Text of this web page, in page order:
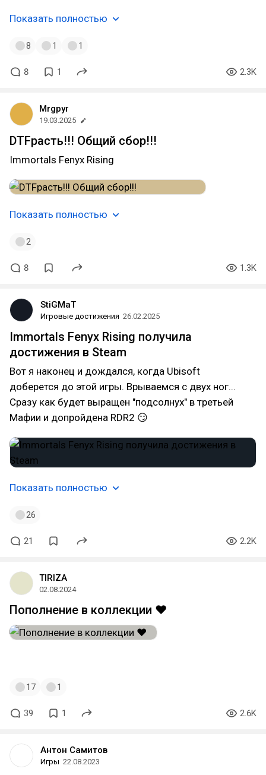
Показать полностью
8 1 1
8 1 2.3K
Mrgpyr
19.03.2025
DTFрасть!!! Общий сбор!!!
Immortals Fenyx Rising
Показать полностью
2
8 1.3K
StiGMaT
Игровые достижения 26.02.2025
Immortals Fenyx Rising получила
достижения в Steam
Вот я наконец и дождался, когда Ubisoft
доберется до этой игры. Врываемся с двух ног...
Сразу как будет выращен "подсолнух" в третьей
Мафии и допройдена RDR2 😏
Показать полностью
26
21 2.2K
TIRIZA
02.08.2024
Пополнение в коллекции ❤️
17 1
39 1 2.6K
Антон Самитов
Игры 22.08.2023